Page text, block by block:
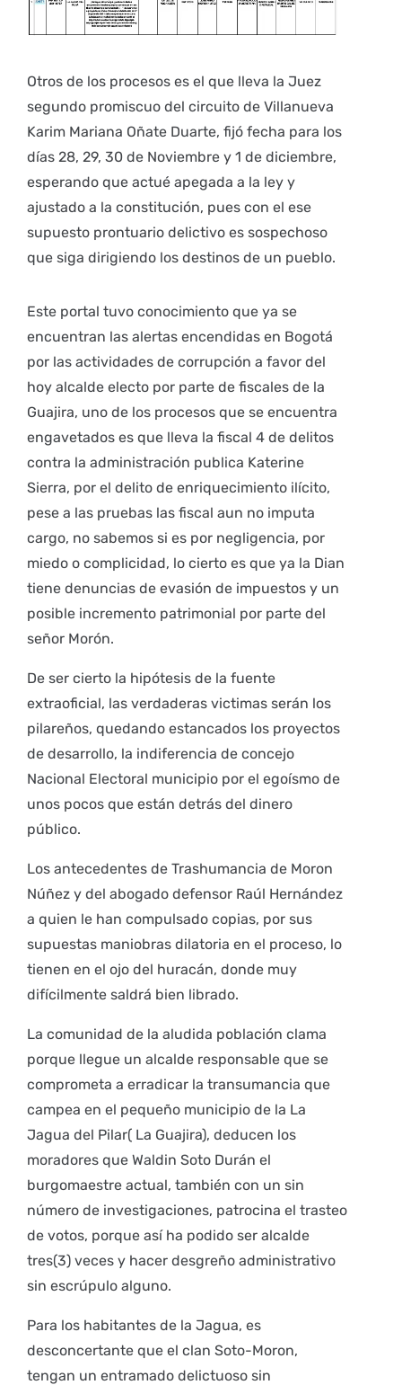
Otros de los procesos es el que lleva la Juez
segundo promiscuo del circuito de Villanueva
Karim Mariana Oñate Duarte, fijó fecha para los
días 28, 29, 30 de Noviembre y 1 de diciembre,
esperando que actué apegada a la ley y
ajustado a la constitución, pues con el ese
supuesto prontuario delictivo es sospechoso
que siga dirigiendo los destinos de un pueblo.
Este portal tuvo conocimiento que ya se
encuentran las alertas encendidas en Bogotá
por las actividades de corrupción a favor del
hoy alcalde electo por parte de fiscales de la
Guajira, uno de los procesos que se encuentra
engavetados es que lleva la fiscal 4 de delitos
contra la administración publica Katerine
Sierra, por el delito de enriquecimiento ilícito,
pese a las pruebas las fiscal aun no imputa
cargo, no sabemos si es por negligencia, por
miedo o complicidad, lo cierto es que ya la Dian
tiene denuncias de evasión de impuestos y un
posible incremento patrimonial por parte del
señor Morón.
De ser cierto la hipótesis de la fuente
extraoficial, las verdaderas victimas serán los
pilareños, quedando estancados los proyectos
de desarrollo, la indiferencia de concejo
Nacional Electoral municipio por el egoísmo de
unos pocos que están detrás del dinero
público.
Los antecedentes de Trashumancia de Moron
Núñez y del abogado defensor Raúl Hernández
a quien le han compulsado copias, por sus
supuestas maniobras dilatoria en el proceso, lo
tienen en el ojo del huracán, donde muy
difícilmente saldrá bien librado.
La comunidad de la aludida población clama
porque llegue un alcalde responsable que se
comprometa a erradicar la transumancia que
campea en el pequeño municipio de la La
Jagua del Pilar( La Guajira), deducen los
moradores que Waldin Soto Durán el
burgomaestre actual, también con un sin
número de investigaciones, patrocina el trasteo
de votos, porque así ha podido ser alcalde
tres(3) veces y hacer desgreño administrativo
sin escrúpulo alguno.
Para los habitantes de la Jagua, es
desconcertante que el clan Soto-Moron,
tengan un entramado delictuoso sin